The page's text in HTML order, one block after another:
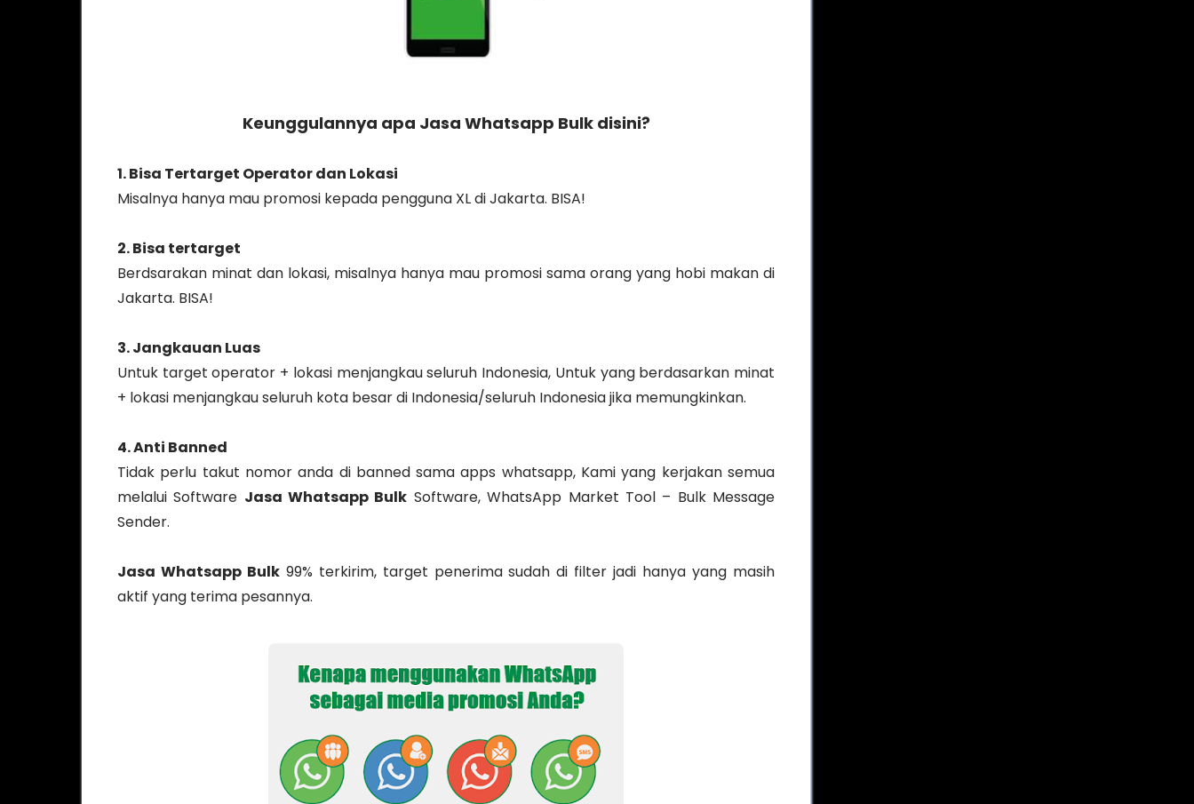
Keunggulannya apa Jasa Whatsapp Bulk disini?
1. Bisa Tertarget Operator dan Lokasi
Misalnya hanya mau promosi kepada pengguna XL di Jakarta. BISA!
2. Bisa tertarget
Berdsarakan minat dan lokasi, misalnya hanya mau promosi sama orang yang hobi makan di
Jakarta. BISA!
3. Jangkauan Luas
Untuk target operator + lokasi menjangkau seluruh Indonesia, Untuk yang berdasarkan minat
+ lokasi menjangkau seluruh kota besar di Indonesia/seluruh Indonesia jika memungkinkan.
4. Anti Banned
Tidak perlu takut nomor anda di banned sama apps whatsapp, Kami yang kerjakan semua
melalui Software Jasa Whatsapp Bulk Software, WhatsApp Market Tool – Bulk Message
Sender.
Jasa Whatsapp Bulk99% terkirim, target penerima sudah di filter jadi hanya yang masih
aktif yang terima pesannya.